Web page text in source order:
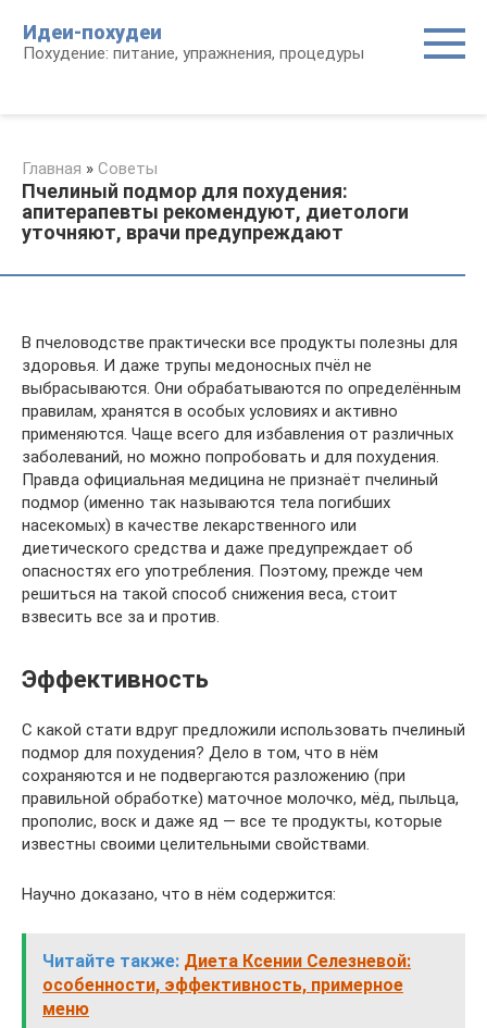
контенту
Идеи-похудеи
Похудение: питание, упражнения, процедуры
Главная » Советы
Пчелиный подмор для похудения:
апитерапевты рекомендуют, диетологи
уточняют, врачи предупреждают
В пчеловодстве практически все продукты полезны для
здоровья. И даже трупы медоносных пчёл не
выбрасываются. Они обрабатываются по определённым
правилам, хранятся в особых условиях и активно
применяются. Чаще всего для избавления от различных
заболеваний, но можно попробовать и для похудения.
Правда официальная медицина не признаёт пчелиный
подмор (именно так называются тела погибших
насекомых) в качестве лекарственного или
диетического средства и даже предупреждает об
опасностях его употребления. Поэтому, прежде чем
решиться на такой способ снижения веса, стоит
взвесить все за и против.
Эффективность
С какой стати вдруг предложили использовать пчелиный
подмор для похудения? Дело в том, что в нём
сохраняются и не подвергаются разложению (при
правильной обработке) маточное молочко, мёд, пыльца,
прополис, воск и даже яд — все те продукты, которые
известны своими целительными свойствами.
Научно доказано, что в нём содержится:
Читайте также: Диета Ксении Селезневой:
особенности, эффективность, примерное
меню